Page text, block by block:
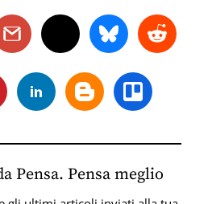
Pensa. Pensa meglio